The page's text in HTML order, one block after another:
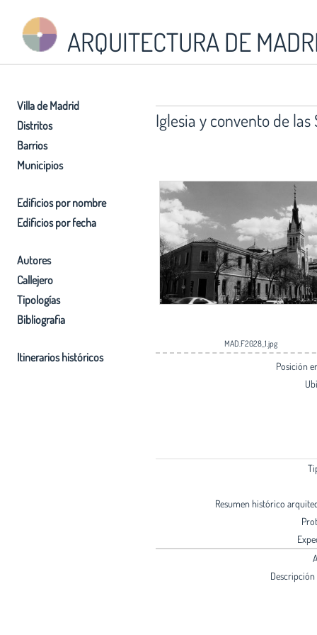
ARQUITECTURA DE
Villa de Madrid
Distritos
Barrios
Municipios
Edificios por nombre
Edificios por fecha
Autores
Callejero
Tipologías
Bibliografia
Itinerarios históricos
Iglesia y convento de
MAD.F2028_1.jpg
Posición
Resumen histórico